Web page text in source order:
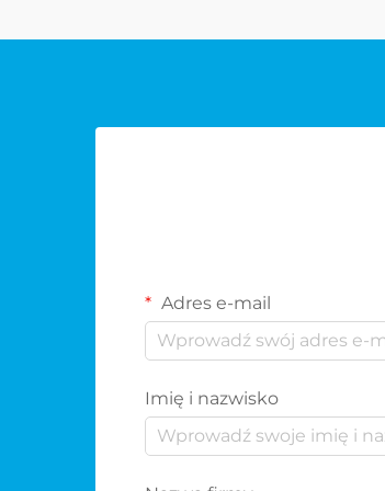
Adres e-mail
Imię i nazwisko